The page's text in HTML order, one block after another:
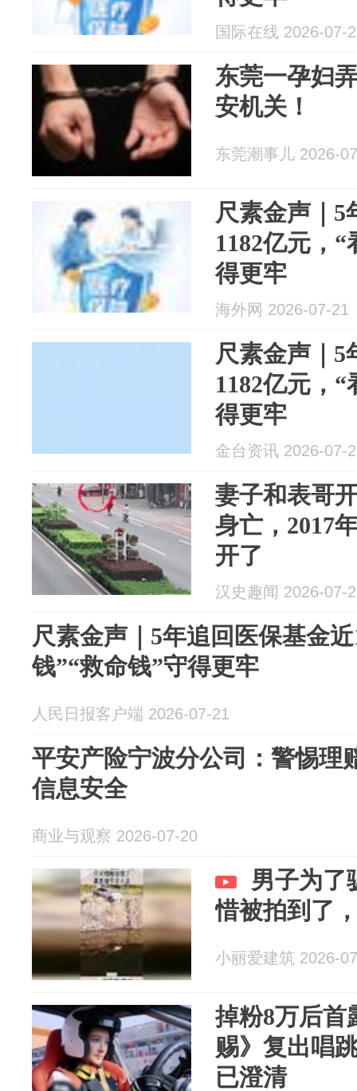
国际在线 2026-07-
东莞一孕妇
安机关！
东莞潮事儿 2026-
尺素金声｜5
1182亿元，
得更牢
海外网 2026-07-21
尺素金声｜5
1182亿元，
得更牢
金台资讯 2026-07-
妻子和表哥
身亡，2017
开了
汉史趣闻 2026-07-
尺素金声｜5年追回医保基金
钱”“救命钱”守得更牢
人民日报客户端 2026-07-21
平安产险宁波分公司：警惕理
信息安全
商业与观察 2026-07-20
男子为了
惜被拍到了
小丽爱建筑 2026-
掉粉8万后首
赐》复出唱
已澄清